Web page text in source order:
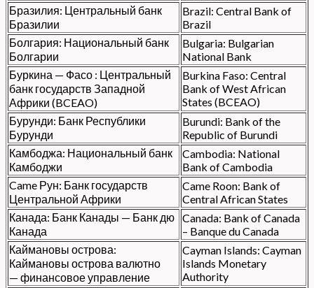
Бразилия: Центральный банк
Бразилии
Brazil: Central Bank of
Brazil
Болгария: Национальный банк
Болгарии
Bulgaria: Bulgarian
National Bank
Буркина — Фасо : Центральный
банк государств Западной
Африки (BCEAO)
Burkina Faso: Central
Bank of West African
States (BCEAO)
Бурунди: Банк Республики
Бурунди
Burundi: Bank of the
Republic of Burundi
Камбоджа: Национальный банк
Камбоджи
Cambodia: National
Bank of Cambodia
Came Рун: Банк государств
Центральной Африки
Came Roon: Bank of
Central African States
Канада: Банк Канады — Банк дю
Канада
Canada: Bank of Canada
– Banque du Canada
Каймановы острова:
Каймановы острова валютно
— финансовое управление
Cayman Islands: Cayman
Islands Monetary
Authority